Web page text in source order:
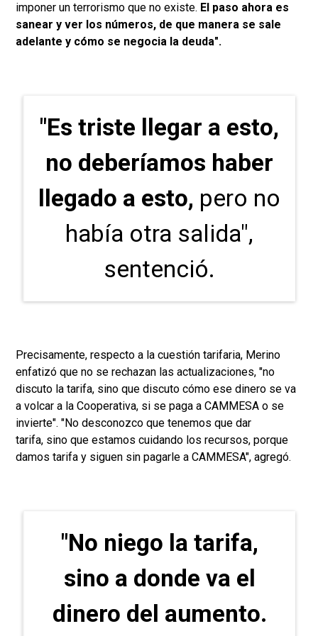
imponer un terrorismo que no existe. El paso ahora es
sanear y ver los números, de que manera se sale
adelante y cómo se negocia la deuda".
"Es triste llegar a esto,
no deberíamos haber
llegado a esto, pero no
había otra salida",
sentenció.
Precisamente, respecto a la cuestión tarifaria, Merino
enfatizó que no se rechazan las actualizaciones, "no
discuto la tarifa, sino que discuto cómo ese dinero se va
a volcar a la Cooperativa, si se paga a CAMMESA o se
invierte". "No desconozco que tenemos que dar
tarifa, sino que estamos cuidando los recursos, porque
damos tarifa y siguen sin pagarle a CAMMESA", agregó.
"No niego la tarifa,
sino a donde va el
dinero del aumento.